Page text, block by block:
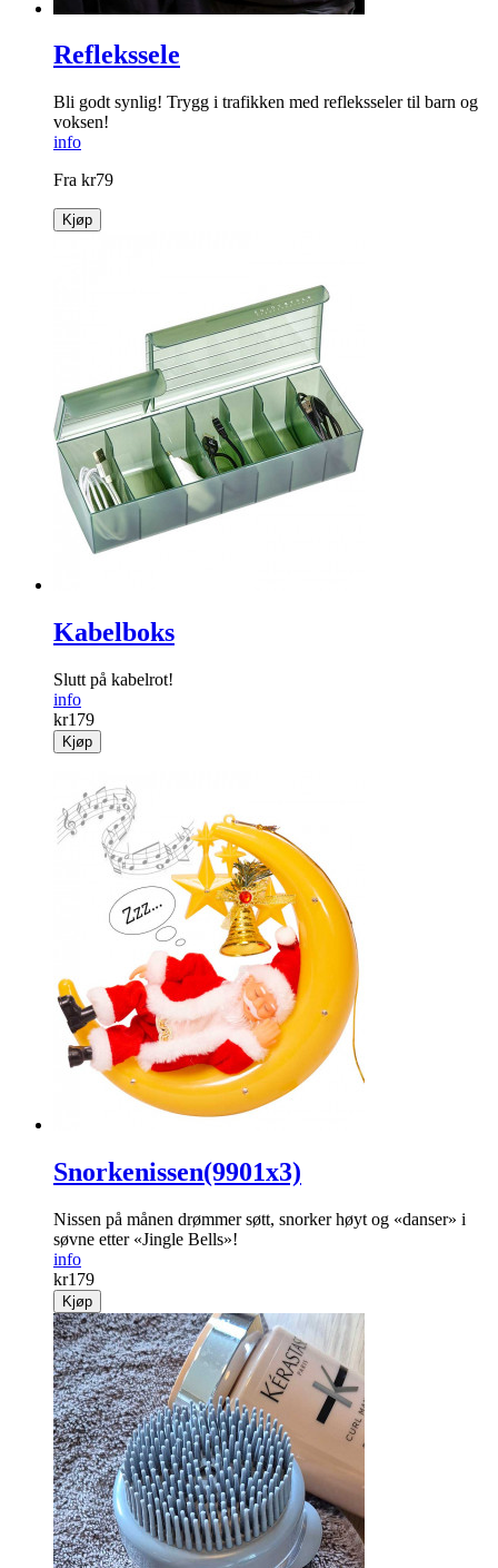
Reflekssele
Bli godt synlig! Trygg i trafikken med refleksseler til barn og
voksen!
info
Fra kr79
Kjøp
Kabelboks
Slutt på kabelrot!
info
kr179
Kjøp
Snorkenissen(9901x3)
Nissen på månen drømmer søtt, snorker høyt og «danser» i
søvne etter «Jingle Bells»!
info
kr179
Kjøp